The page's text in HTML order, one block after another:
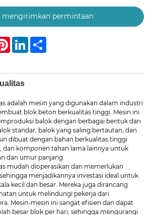
mengirimkan permintaan
PinterestLinkedIn
adalah mesin yang digunakan dalam industri
blok beton berkualitas tinggi. Mesin ini
balok dengan berbagai bentuk dan
standar, balok yang saling bertautan, dan
dibuat dengan bahan berkualitas tinggi
dan komponen tahan lama lainnya untuk
dan umur panjang.
mudah dioperasikan dan memerlukan
menjadikannya investasi ideal untuk
kecil dan besar. Mereka juga dirancang
untuk melindungi pekerja dari
Mesin-mesin ini sangat efisien dan dapat
besar blok per hari, sehingga mengurangi